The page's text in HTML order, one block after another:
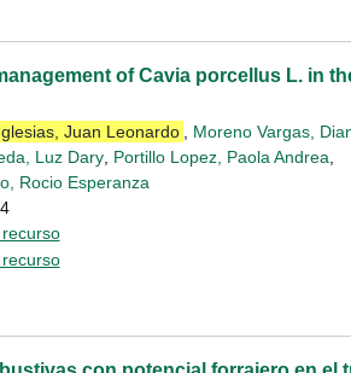
of Cavia porcellus L. in
Juan Leonardo Moreno Vargas,
Luz Dary Portillo Lopez, Paola Andrea
Rocio Esperanza